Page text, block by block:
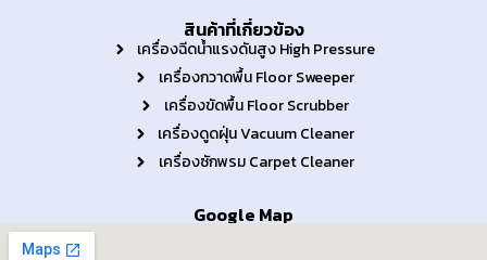
สินค้าที่เกี่ยวข้อง
เครื่องฉีดน้ำแรงดันสูง High Pressure
เครื่องกวาดพื้น Floor Sweeper
เครื่องขัดพื้น Floor Scrubber
เครื่องดูดฝุ่น Vacuum Cleaner
เครื่องซักพรม Carpet Cleaner
Google Map